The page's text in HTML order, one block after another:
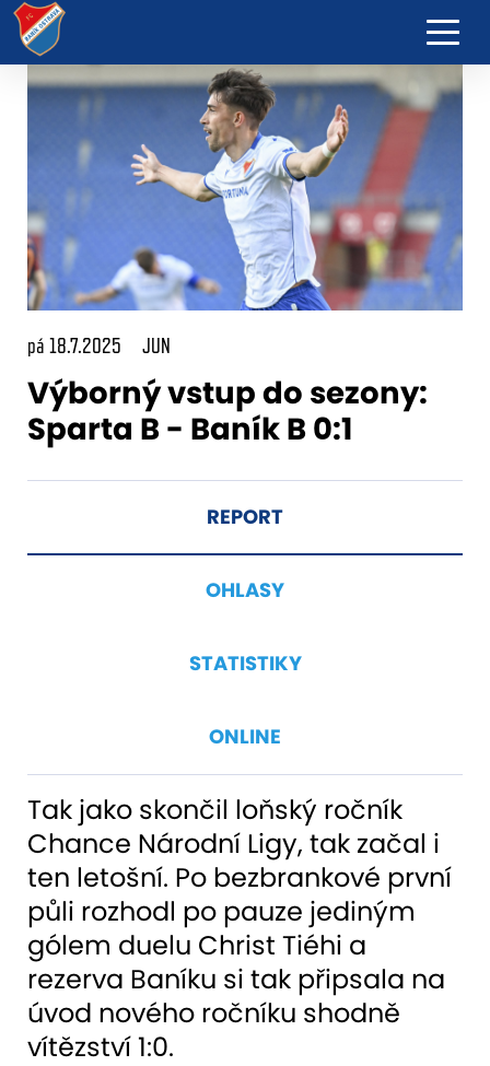
pá 18.7.2025 JUN
Výborný vstup do sezony:
Sparta B - Baník B 0:1
REPORT
OHLASY
STATISTIKY
ONLINE
Tak jako skončil loňský ročník
Chance Národní Ligy, tak začal i
ten letošní. Po bezbrankové první
půli rozhodl po pauze jediným
gólem duelu Christ Tiéhi a
rezerva Baníku si tak připsala na
úvod nového ročníku shodně
vítězství 1:0.